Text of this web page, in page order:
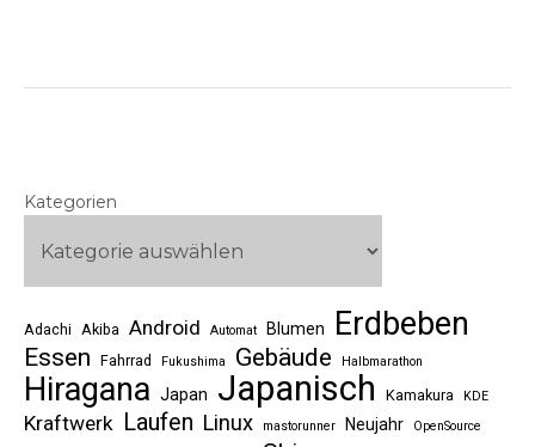
Kategorien
Adachi Akiba Android Automat Blumen Erdbeben
Essen Fahrrad Fukushima Gebäude Halbmarathon
Hiragana Japan Japanisch Kamakura KDE
Kraftwerk Laufen Linux mastorunner Neujahr OpenSource